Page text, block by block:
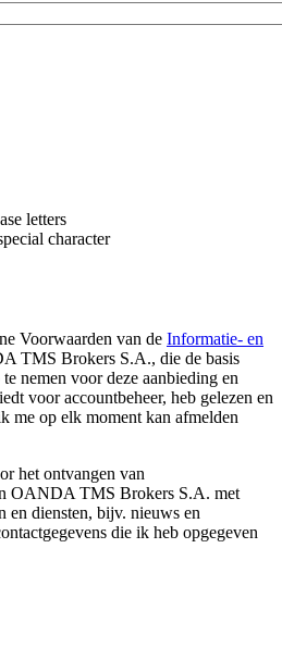
letters
character
Voorwaarden van de Informatie- en
TMS Brokers S.A., die de basis
nemen voor deze aanbieding en
voor accountbeheer, heb gelezen en
me op elk moment kan afmelden
het ontvangen van
OANDA TMS Brokers S.A. met
en diensten, bijv. nieuws en
die ik heb opgegeven